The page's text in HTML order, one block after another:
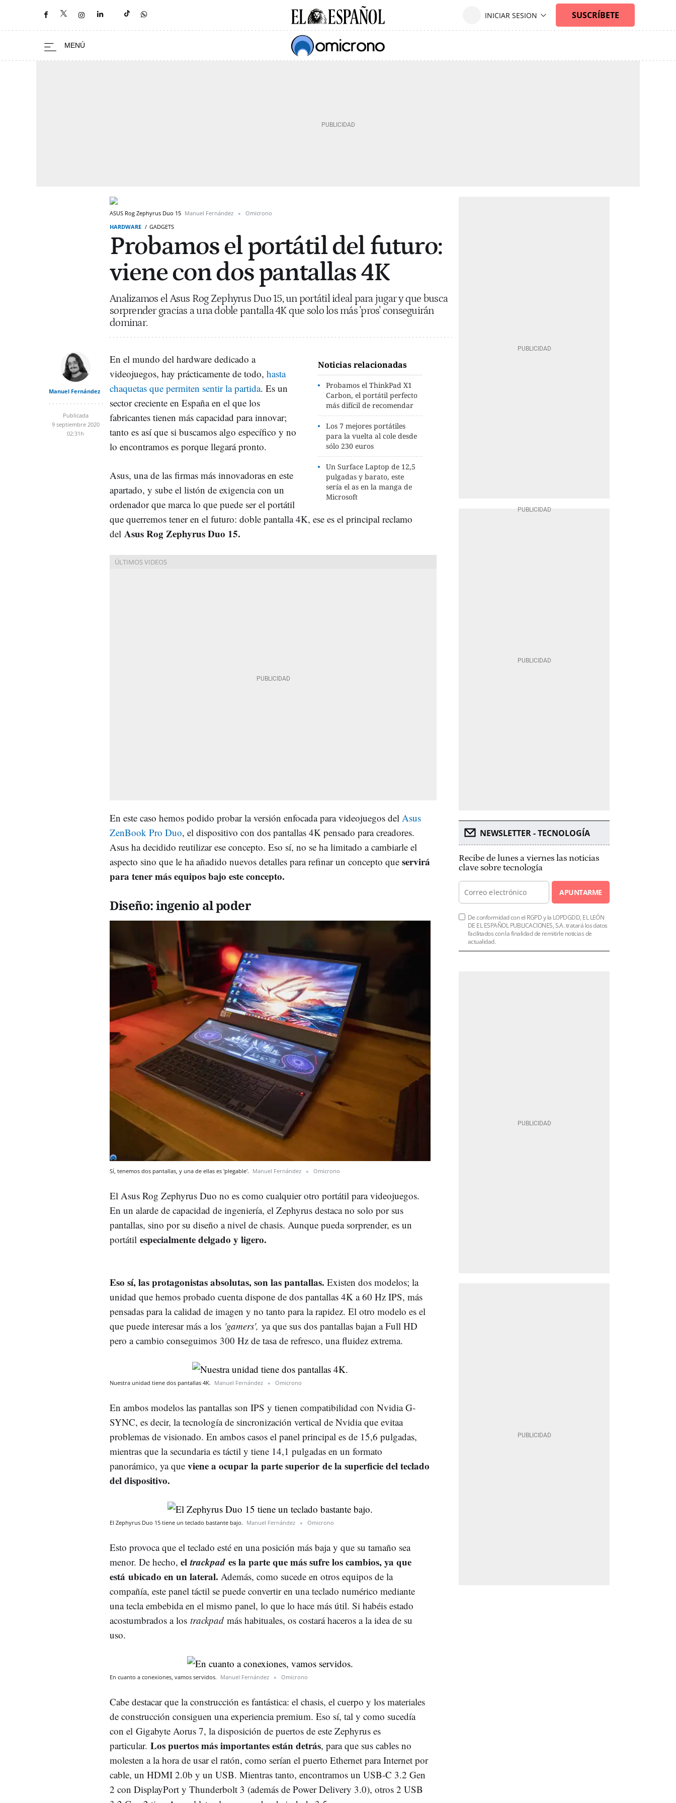
ASUS Rog Zephyrus Duo 15 Manuel Fernández
Omicrono
HARDWARE
GADGETS
Probamos el portátil del futuro:
viene con dos pantallas 4K
Analizamos el Asus Rog Zephyrus Duo 15, un portátil ideal para jugar y que busca
sorprender gracias a una doble pantalla 4K que solo los más 'pros' conseguirán
dominar.
Manuel Fernández
Publicada
9 septiembre 2020
02:31h
Noticias relacionadas
Probamos el ThinkPad X1
Carbon, el portátil perfecto
más difícil de recomendar
Los 7 mejores portátiles
para la vuelta al cole desde
sólo 230 euros
Un Surface Laptop de 12,5
pulgadas y barato, este
sería el as en la manga de
Microsoft
En el mundo del hardware dedicado a
videojuegos, hay prácticamente de todo, hasta
chaquetas que permiten sentir la partida. Es un
sector creciente en España en el que los
fabricantes tienen más capacidad para innovar;
tanto es así que si buscamos algo específico y no
lo encontramos es porque llegará pronto.
Asus, una de las firmas más innovadoras en este
apartado, y sube el listón de exigencia con un
ordenador que marca lo que puede ser el portátil
que querremos tener en el futuro: doble pantalla 4K, ese es el principal reclamo
del Asus Rog Zephyrus Duo 15.
En este caso hemos podido probar la versión enfocada para videojuegos del Asus
ZenBook Pro Duo, el dispositivo con dos pantallas 4K pensado para creadores.
Asus ha decidido reutilizar ese concepto. Eso sí, no se ha limitado a cambiarle el
aspecto sino que le ha añadido nuevos detalles para refinar un concepto que servirá
para tener más equipos bajo este concepto.
Diseño: ingenio al poder
Sí, tenemos dos pantallas, y una de ellas es 'plegable'. Manuel Fernández Omicrono
El Asus Rog Zephyrus Duo no es como cualquier otro portátil para videojuegos.
En un alarde de capacidad de ingeniería, el Zephyrus destaca no solo por sus
pantallas, sino por su diseño a nivel de chasis. Aunque pueda sorprender, es un
portátil especialmente delgado y ligero.
Eso sí, las protagonistas absolutas, son las pantallas. Existen dos modelos; la
unidad que hemos probado cuenta dispone de dos pantallas 4K a 60 Hz IPS, más
pensadas para la calidad de imagen y no tanto para la rapidez. El otro modelo es el
que puede interesar más a los 'gamers', ya que sus dos pantallas bajan a Full HD
pero a cambio conseguimos 300 Hz de tasa de refresco, una fluidez extrema.
Nuestra unidad tiene dos pantallas 4K. Manuel Fernández Omicrono
En ambos modelos las pantallas son IPS y tienen compatibilidad con Nvidia G-
SYNC, es decir, la tecnología de sincronización vertical de Nvidia que evitaa
problemas de visionado. En ambos casos el panel principal es de 15,6 pulgadas,
mientras que la secundaria es táctil y tiene 14,1 pulgadas en un formato
panorámico, ya que viene a ocupar la parte superior de la superficie del teclado
del dispositivo.
El Zephyrus Duo 15 tiene un teclado bastante bajo. Manuel Fernández Omicrono
Esto provoca que el teclado esté en una posición más baja y que su tamaño sea
menor. De hecho, eltrackpad es la parte que más sufre los cambios, ya que
está ubicado en un lateral. Además, como sucede en otros equipos de la
compañía, este panel táctil se puede convertir en una teclado numérico mediante
una tecla embebida en el mismo panel, lo que lo hace más útil. Si habéis estado
acostumbrados a los trackpad más habituales, os costará haceros a la idea de su
uso.
En cuanto a conexiones, vamos servidos. Manuel Fernández Omicrono
Cabe destacar que la construcción es fantástica: el chasis, el cuerpo y los materiales
de construcción consiguen una experiencia premium. Eso sí, tal y como sucedía
con el Gigabyte Aorus 7, la disposición de puertos de este Zephyrus es
particular. Los puertos más importantes están detrás, para que sus cables no
molesten a la hora de usar el ratón, como serían el puerto Ethernet para Internet por
cable, un HDMI 2.0b y un USB. Mientras tanto, encontramos un USB-C 3.2 Gen
2 con DisplayPort y Thunderbolt 3 (además de Power Delivery 3.0), otros 2 USB
NEWSLETTER - TECNOLOGÍA
Recibe de lunes a viernes las noticias
clave sobre tecnología
APUNTARME
De conformidad con el RGPD y la LOPDGDD, EL LEÓN
DE EL ESPAÑOL PUBLICACIONES, S.A. tratará los datos
facilitados con la finalidad de remitirle noticias de
actualidad.